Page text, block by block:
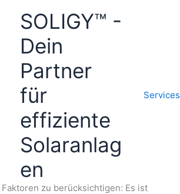
SOLIGY™ -
Dein
Partner
für
effiziente
Solaranlag
en
Services
zu berücksichtigen: Es ist